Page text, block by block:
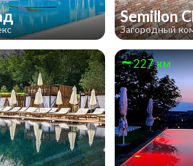
Semillon
Загородный
227 км